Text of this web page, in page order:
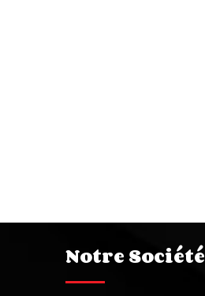
Notre Société